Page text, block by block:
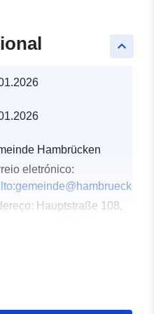
keyboard_arrow_up
Hambrücken
eletrónico:
Hauptstraße 108,